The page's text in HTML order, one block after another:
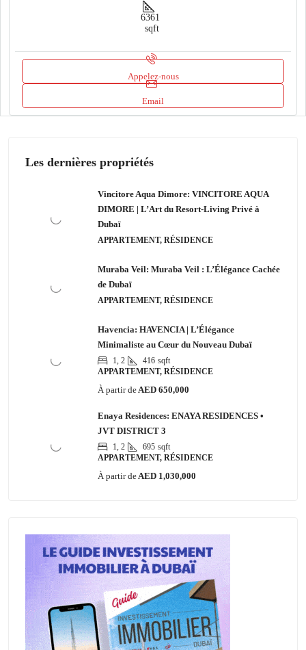
6361
sqft
Appelez-nous
Email
Les dernières propriétés
Vincitore Aqua Dimore: VINCITORE AQUA
DIMORE | L’Art du Resort-Living Privé à
Dubaï
APPARTEMENT, RÉSIDENCE
Muraba Veil: Muraba Veil : L’Élégance Cachée
de Dubaï
APPARTEMENT, RÉSIDENCE
Havencia: HAVENCIA | L’Élégance
Minimaliste au Cœur du Nouveau Dubaï
1, 2 416 sqft
APPARTEMENT, RÉSIDENCE
À partir deAED 650,000
Enaya Residences: ENAYA RESIDENCES •
JVT DISTRICT 3
1, 2 695 sqft
APPARTEMENT, RÉSIDENCE
À partir deAED 1,030,000